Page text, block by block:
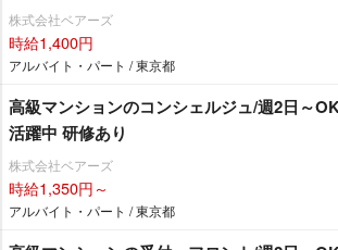
株式会社ベアーズ
時給1,400円
アルバイト・パート / 東京都
高級マンションのコンシェルジュ/週2日～
活躍中 研修あり
株式会社ベアーズ
時給1,350円～
アルバイト・パート / 東京都